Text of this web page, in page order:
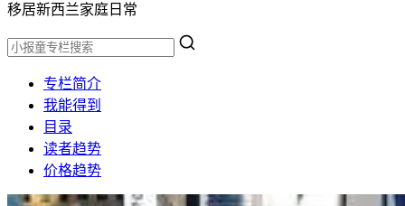
移居新西兰家庭日常
专栏简介
我能得到
目录
读者趋势
价格趋势